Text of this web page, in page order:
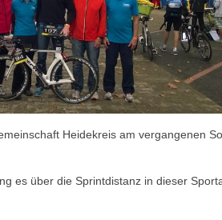
Heidekreis am vergangenen
es über die Sprintdistanz in dieser